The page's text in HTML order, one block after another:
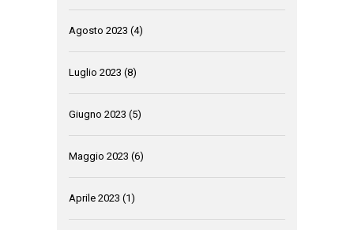
Agosto 2023 (4)
Luglio 2023 (8)
Giugno 2023 (5)
Maggio 2023 (6)
Aprile 2023 (1)